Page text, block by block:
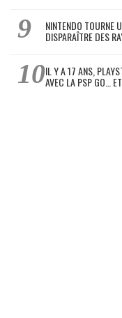
NINTENDO TOURNE
DISPARAÎTRE DES
IL Y A 17 ANS,
AVEC LA PSP GO…